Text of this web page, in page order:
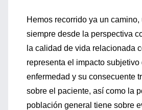
Hemos recorrido ya un
siempre desde la perspectiva
la calidad de vida relacionada
representa el impacto subjetivo
enfermedad y su consecuente
sobre el paciente, así como la
población general tiene sobre